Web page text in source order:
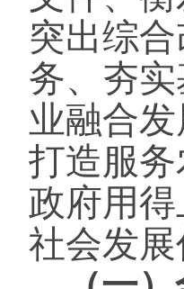
突出综
务、夯
业融合
打造服
政府用
社会发展